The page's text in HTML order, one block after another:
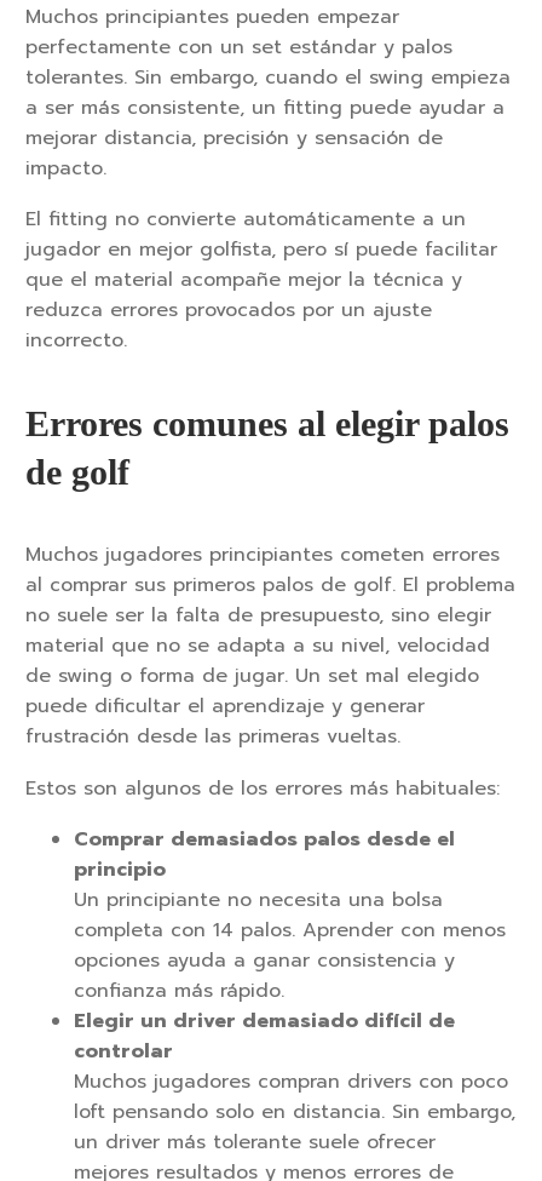
Muchos principiantes pueden empezar
perfectamente con un set estándar y palos
tolerantes. Sin embargo, cuando el swing empieza
a ser más consistente, un fitting puede ayudar a
mejorar distancia, precisión y sensación de
impacto.
El fitting no convierte automáticamente a un
jugador en mejor golfista, pero sí puede facilitar
que el material acompañe mejor la técnica y
reduzca errores provocados por un ajuste
incorrecto.
Errores comunes al elegir palos
de golf
Muchos jugadores principiantes cometen errores
al comprar sus primeros palos de golf. El problema
no suele ser la falta de presupuesto, sino elegir
material que no se adapta a su nivel, velocidad
de swing o forma de jugar. Un set mal elegido
puede dificultar el aprendizaje y generar
frustración desde las primeras vueltas.
Estos son algunos de los errores más habituales:
Comprar demasiados palos desde el
principio
Un principiante no necesita una bolsa
completa con 14 palos. Aprender con menos
opciones ayuda a ganar consistencia y
confianza más rápido.
Elegir un driver demasiado difícil de
controlar
Muchos jugadores compran drivers con poco
loft pensando solo en distancia. Sin embargo,
un driver más tolerante suele ofrecer
mejores resultados y menos errores de